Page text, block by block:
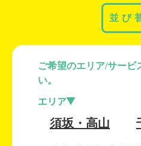
ご希望のエリア/サービ
い。
エリア
須坂・高山
並び